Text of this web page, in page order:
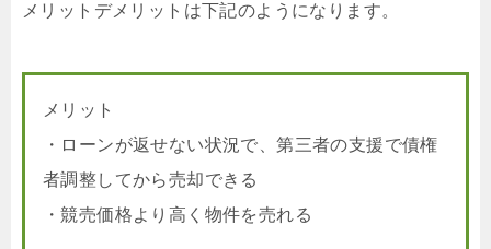
メリットデメリットは下記のようになります。
メリット
・ローンが返せない状況で、第三者の支援で債権
者調整してから売却できる
・競売価格より高く物件を売れる